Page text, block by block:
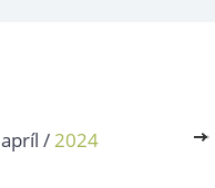
apríl / 2024 >>